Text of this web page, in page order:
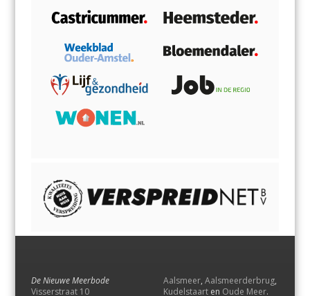
De Nieuwe Meerbode
Visserstraat 10
Aalsmeer, Aalsmeerderbrug,
Kudelstaart en Oude Meer.